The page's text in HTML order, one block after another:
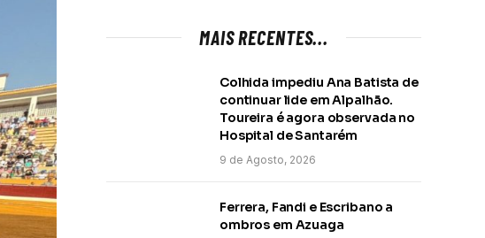
MAIS RECENTES...
Colhida impediu Ana Batista de
continuar lide em Alpalhão.
Toureira é agora observada no
Hospital de Santarém
9 de Agosto, 2026
Ferrera, Fandi e Escribano a
ombros em Azuaga